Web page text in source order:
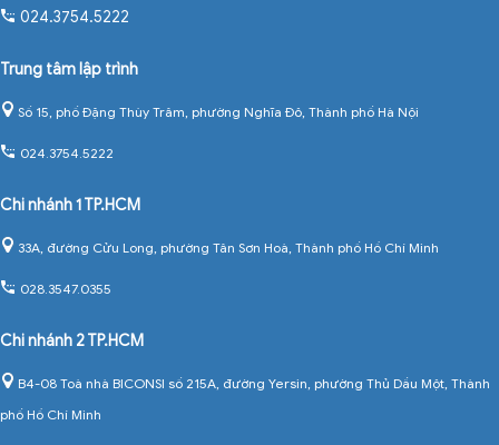
024.3754.5222
Trung tâm lập trình
Số 15, phố Đặng Thùy Trâm, phường Nghĩa Đô, Thành phố Hà Nội
024.3754.5222
Chi nhánh 1 TP.HCM
33A, đường Cửu Long, phường Tân Sơn Hoà, Thành phố Hồ Chí Minh
028.3547.0355
Chi nhánh 2 TP.HCM
B4-08 Toà nhà BICONSI số 215A, đường Yersin, phường Thủ Dầu Một, Thành
phố Hồ Chí Minh